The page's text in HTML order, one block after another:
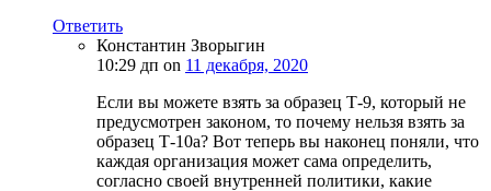
Ответить
Константин Зворыгин
10:29 дп on 11 декабря, 2020
Если вы можете взять за образец Т-9, который не
предусмотрен законом, то почему нельзя взять за
образец Т-10а? Вот теперь вы наконец поняли, что
каждая организация может сама определить,
согласно своей внутренней политики, какие